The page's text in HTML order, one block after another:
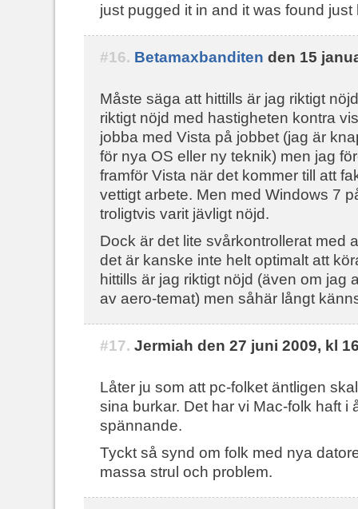
just pugged it in and it was found just
#16. Betamaxbanditen den 15
Måste säga att hittills är jag riktigt
riktigt nöjd med hastigheten kontra
jobba med Vista på jobbet (jag är
för nya OS eller ny teknik) men jag
framför Vista när det kommer till att
vettigt arbete. Men med Windows 7
troligtvis varit jävligt nöjd.
Dock är det lite svårkontrollerat med
det är kanske inte helt optimalt att
hittills är jag riktigt nöjd (även om jag
av aero-temat) men såhär långt
#17. Jermiah den 27 juni 2009, kl
Låter ju som att pc-folket äntligen
sina burkar. Det har vi Mac-folk haft i
spännande.
Tyckt så synd om folk med nya
massa strul och problem.